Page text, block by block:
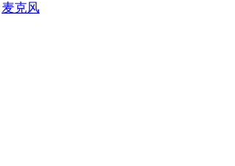
麦克风